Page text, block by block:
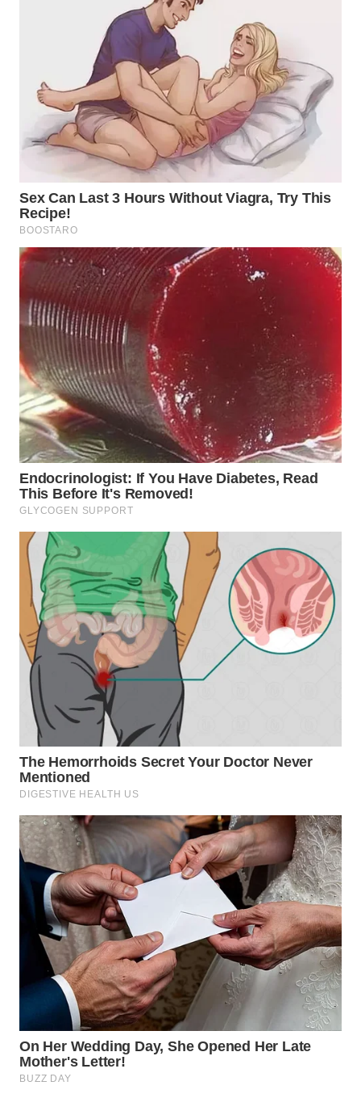
WN
TEBING
TINGGI
PAKPAK
WN
KARAWANG
WN
BEKASI
WN
BOGOR
WN
DEPOK
WN
TAPANULI
WN
SAMOSIR
WN
PADANG
LAWAS
SUMEDANG
WN
CIANJUR
WN
KEPULAUAN
SERIBU
WN
TANGERANG
WN
BINJAI
CIREBON
WN